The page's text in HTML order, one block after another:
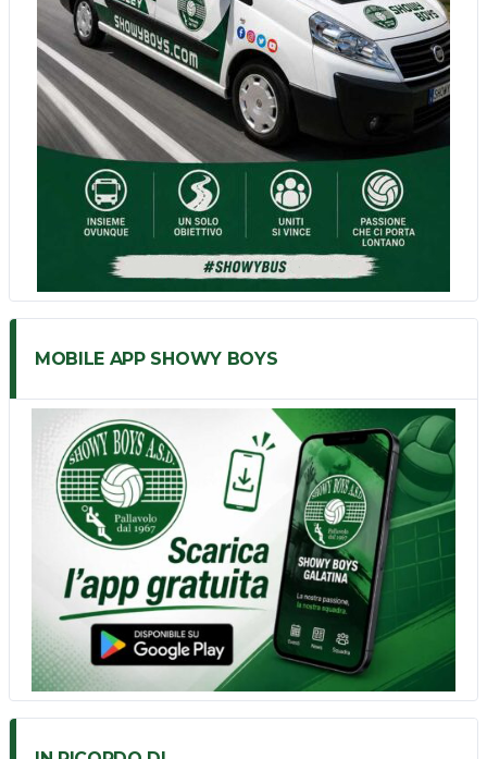
MOBILE APP SHOWY BOYS